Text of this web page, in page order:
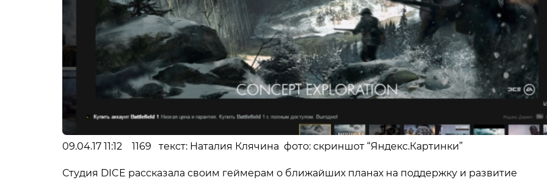
09.04.17 11:12 1169 текст: Наталия Клячина фото: скриншот “Яндекс.Картинки”
Студия DICE рассказала своим геймерам о ближайших планах на поддержку и развитие